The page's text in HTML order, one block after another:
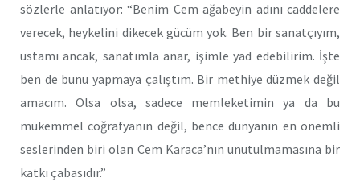
sözlerle anlatıyor: “Benim Cem ağabeyin adını caddelere
verecek, heykelini dikecek gücüm yok. Ben bir sanatçıyım,
ustamı ancak, sanatımla anar, işimle yad edebilirim. İşte
ben de bunu yapmaya çalıştım. Bir methiye düzmek değil
amacım. Olsa olsa, sadece memleketimin ya da bu
mükemmel coğrafyanın değil, bence dünyanın en önemli
seslerinden biri olan Cem Karaca’nın unutulmamasına bir
katkı çabasıdır.”